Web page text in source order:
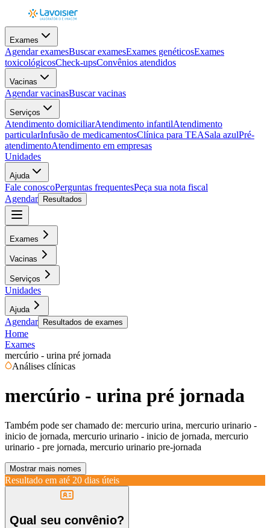
Exames
Agendar examesBuscar examesExames genéticosExames
toxicológicosCheck-upsConvênios atendidos
Vacinas
Agendar vacinasBuscar vacinas
Serviços
Atendimento domiciliarAtendimento infantilAtendimento
particularInfusão de medicamentosClínica para TEASala azulPré-
atendimentoAtendimento em empresas
Unidades
Ajuda
Fale conoscoPerguntas frequentesPeça sua nota fiscal
Agendar
Resultados
Exames
Vacinas
Serviços
Unidades
Ajuda
Agendar Resultados de exames
Home
Exames
mercúrio - urina pré jornada
Análises clínicas
mercúrio - urina pré jornada
Também pode ser chamado de: mercurio urina, mercurio urinario -
inicio de jornada, mercurio urinario - inicio de jornada, mercurio
urinario - pre jornada, mercurio urinario pre-jornada
Mostrar mais nomes
Resultado em até 20 dias úteis
Qual seu convênio?